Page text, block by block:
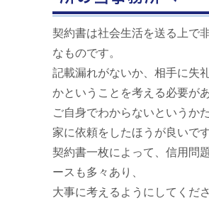
契約書は社会生活を送る上で
なものです。
記載漏れがないか、相手に失
かということを考える必要があ
ご自身でわからないというか
家に依頼をしたほうが良いです
契約書一枚によって、信用問
ースも多々あり、
大事に考えるようにしてくださ